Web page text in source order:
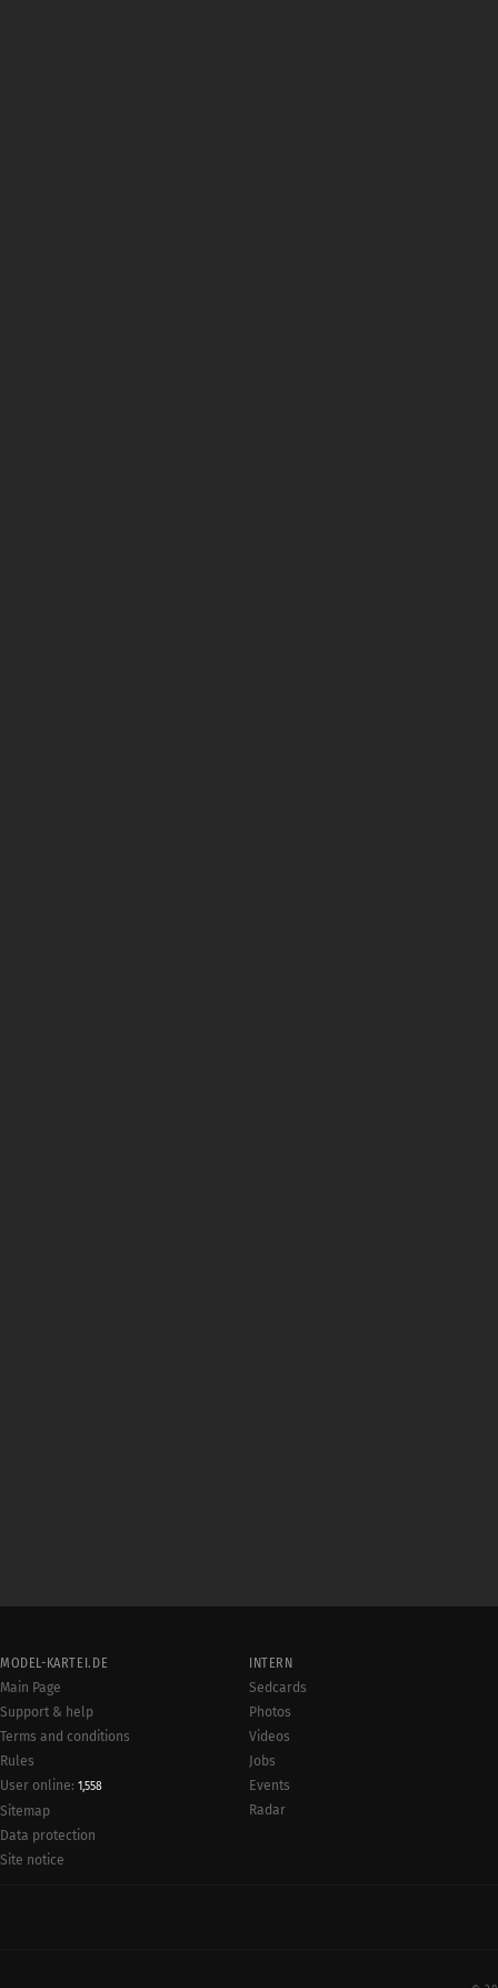
MODEL-KARTEI.DE
Main Page
Support & help
Terms and conditions
Rules
User online: 1,558
Sitemap
Data protection
Site notice
INTERN
Sedcards
Photos
Videos
Jobs
Events
Radar